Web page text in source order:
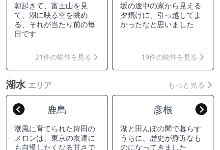
朝起きて、富士山を見
て、湖に映る空を眺め
る、それが当たり前の毎
日です
21件の物件を見る
坂の途中の家から見える
夕焼けに、引っ越してよ
かったなと思いました
19件の物件を見る
湖水 エリア もっと見る
Previous鹿島
潮風に育てられた鉾田の
メロンは、東京の友達に
も自慢したくなる甘さで
彦根
湖と田んぼの間で暮らす
うちに、歴史が身近なも
のになってきました